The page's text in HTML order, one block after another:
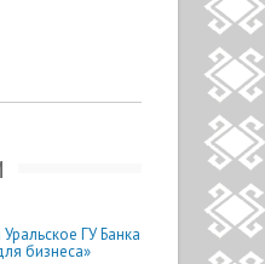
ГУ Банка
бизнеса»